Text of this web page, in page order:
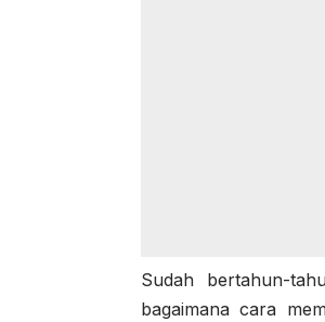
Sudah bertahun-
bagaimana cara